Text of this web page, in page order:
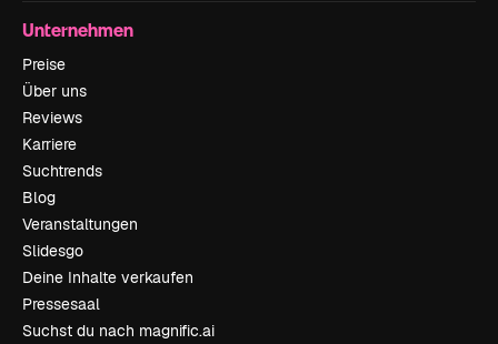
Unternehmen
Preise
Über uns
Reviews
Karriere
Suchtrends
Blog
Veranstaltungen
Slidesgo
Deine Inhalte verkaufen
Pressesaal
Suchst du nach magnific.ai